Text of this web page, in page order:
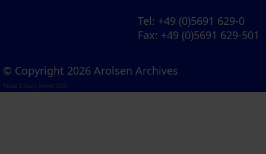
Tel: +49 (0)5691 629-0
Fax: +49 (0)5691 629-501
© Copyright 2026 Arolsen Archives
Visual Library Server 2026